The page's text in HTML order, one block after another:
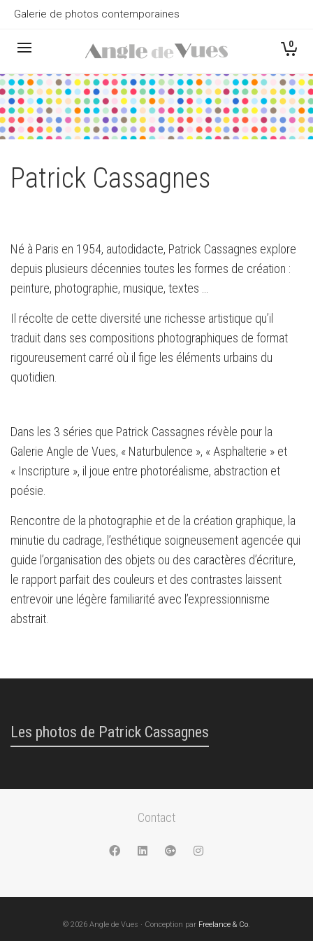
Galerie de photos contemporaines
0
Patrick Cassagnes
Né à Paris en 1954, autodidacte, Patrick Cassagnes explore
depuis plusieurs décennies toutes les formes de création :
peinture, photographie, musique, textes …
Il récolte de cette diversité une richesse artistique qu’il
traduit dans ses compositions photographiques de format
rigoureusement carré où il fige les éléments urbains du
quotidien.
Dans les 3 séries que Patrick Cassagnes révèle pour la
Galerie Angle de Vues, « Naturbulence », « Asphalterie » et
« Inscripture », il joue entre photoréalisme, abstraction et
poésie.
Rencontre de la photographie et de la création graphique, la
minutie du cadrage, l’esthétique soigneusement agencée qui
guide l’organisation des objets ou des caractères d’écriture,
le rapport parfait des couleurs et des contrastes laissent
entrevoir une légère familiarité avec l’expressionnisme
abstrait.
Les photos de Patrick Cassagnes
Contact
© 2026 Angle de Vues · Conception par Freelance & Co.